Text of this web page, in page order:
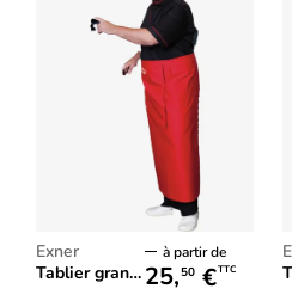
Exner
Tablier grande taille
à partir de
25,50 €TTC